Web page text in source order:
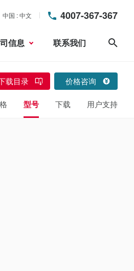
中国 中文 4007-367-367
信息 联系我们
载目录 价格咨询
型号 下载 用户支持